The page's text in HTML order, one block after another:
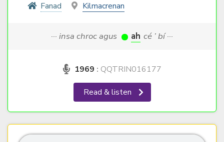
Fanad
Kilmacrenan
··· insa chroc agus ah cé ’ bí ···
1969 : QQTRIN016177
Read & listen